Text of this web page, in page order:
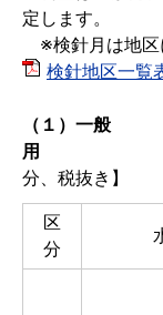
定します。
※検針月は地区
検針地区一覧
（１）一般
分、税抜き】
区
分